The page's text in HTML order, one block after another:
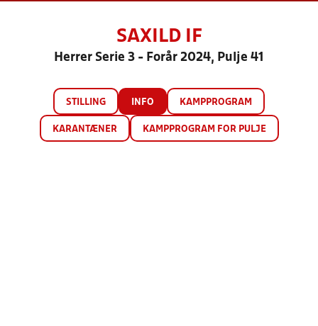
SAXILD IF
Herrer Serie 3 - Forår 2024, Pulje 41
STILLING INFO KAMPPROGRAM
KARANTÆNER KAMPPROGRAM FOR PULJE